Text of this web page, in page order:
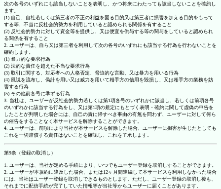
次の各号のいずれにも該当しないことを表明し、かつ将来にわたっても該当しないことを確約し
ます。
(1) 自己、自社若しくは第三者の不正の利益を図る目的又は第三者に損害を加える目的をもって
する等、不当に反社会的勢力を利用していると認められる関係を有すること
(2) 反社会的勢力に対して資金等を提供し、又は便宜を供与する等の関与をしていると認められ
る関係を有すること
2. ユーザーは、自ら又は第三者を利用して次の各号のいずれにも該当する行為を行わないことを
確約します。
(1) 暴力的な要求行為
(2) 法的な責任を超えた不当な要求行為
(3) 取引に関する、対応者への人格否定、脅迫的な言動、又は暴力を用いる行為
(4) 風説を流布し、偽計を用い又は威力を用いて相手方の信用を毀損し、又は相手方の業務を妨
害する行為
(5) その他前各号に準ずる行為
3. 当社は、ユーザーが反社会的勢力若しくは第1項各号のいずれかに該当し、若しくは前項各号
のいずれかに該当する行為をし、又は第1項の規定にもとづく表明・確約に関して虚偽の申告を
したことが判明した場合には、自己の責に帰すべき事由の有無を問わず、ユーザーに対して何ら
の催告をすることなく本サービスを解除することができます。
4. ユーザーは、前項により当社が本サービスを解除した場合、ユーザーに損害が生じたとしても
これを一切賠償する責任はないことを確認し、これを了承します。
第9条（登録の取消し）
1. ユーザーは、当社が定める手続により、いつでもユーザー登録を取消しすることができます。
2. ユーザーが本規約に違反した場合、または12ヶ月間連続して本サービスを利用しなかった場合
には、当社はユーザー登録を取消しできるものとします。ただし、ユーザー登録の取消し後も、
それまでに配信手続が完了していた情報等が当社等からユーザーに届くことがあります。